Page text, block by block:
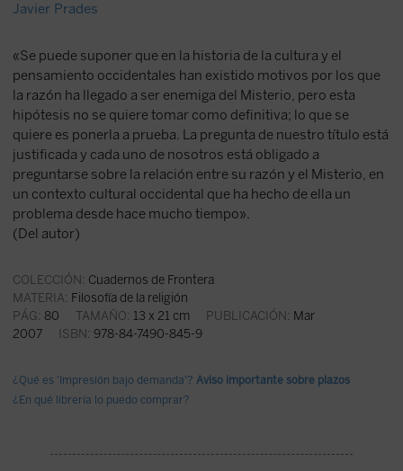
Javier Prades
«Se puede suponer que en la historia de la cultura y el
pensamiento occidentales han existido motivos por los que
la razón ha llegado a ser enemiga del Misterio, pero esta
hipótesis no se quiere tomar como definitiva; lo que se
quiere es ponerla a prueba. La pregunta de nuestro título está
justificada y cada uno de nosotros está obligado a
preguntarse sobre la relación entre su razón y el Misterio, en
un contexto cultural occidental que ha hecho de ella un
problema desde hace mucho tiempo».
(Del autor)
COLECCIÓN: Cuadernos de Frontera
MATERIA: Filosofía de la religión
PÁG: 80 TAMAÑO: 13 x 21 cm PUBLICACIÓN: Mar
2007 ISBN: 978-84-7490-845-9
¿Qué es 'Impresión bajo demanda'? Aviso importante sobre plazos
¿En qué librería lo puedo comprar?